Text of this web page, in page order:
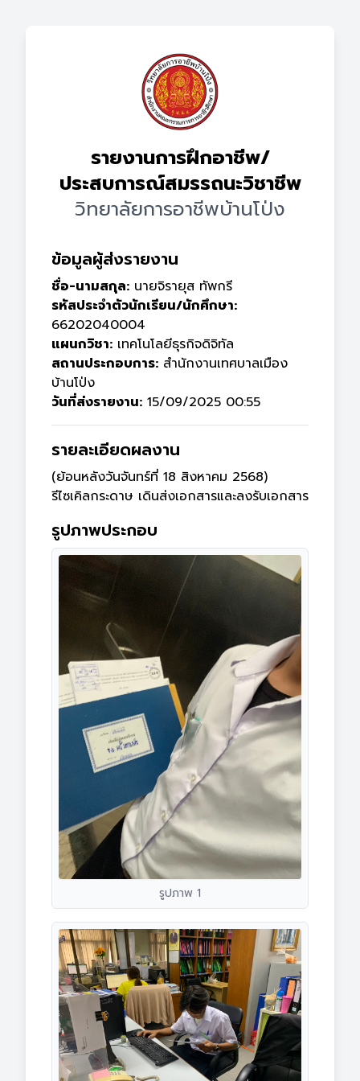
รายงานการฝึกอาชีพ/
ประสบการณ์สมรรถนะวิชาชีพ
วิทยาลัยการอาชีพบ้านโป่ง
ข้อมูลผู้ส่งรายงาน
ชื่อ-นามสกุล: นายจิรายุส ทัพกรี
รหัสประจำตัวนักเรียน/นักศึกษา:
66202040004
แผนกวิชา: เทคโนโลยีธุรกิจดิจิทัล
สถานประกอบการ: สำนักงานเทศบาลเมือง
บ้านโป่ง
วันที่ส่งรายงาน: 15/09/2025 00:55
รายละเอียดผลงาน
(ย้อนหลังวันจันทร์ที่ 18 สิงหาคม 2568)
รีไซเคิลกระดาษ เดินส่งเอกสารและลงรับเอกสาร
รูปภาพประกอบ
รูปภาพ 1